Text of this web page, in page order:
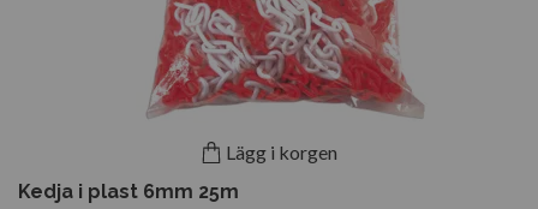
Lägg i korgen
Kedja i plast 6mm 25m